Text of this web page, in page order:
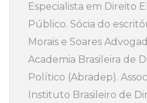
Especialista em Direito
Público. Sócia do
Morais e Soares
Academia Brasileira de
Político (Abradep).
Instituto Brasileiro de